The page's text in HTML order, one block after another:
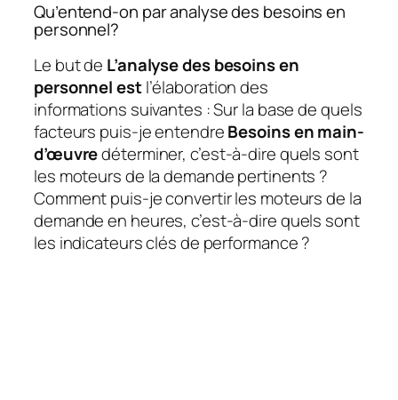
Qu’entend-on par analyse des besoins en
personnel?
Le but de L’analyse des besoins en
personnel estl’élaboration des
informations suivantes : Sur la base de quels
facteurs puis-je entendreBesoins en main-
d’œuvredéterminer, c’est-à-dire quels sont
les moteurs de la demande pertinents ?
Comment puis-je convertir les moteurs de la
demande en heures, c’est-à-dire quels sont
les indicateurs clés de performance ?